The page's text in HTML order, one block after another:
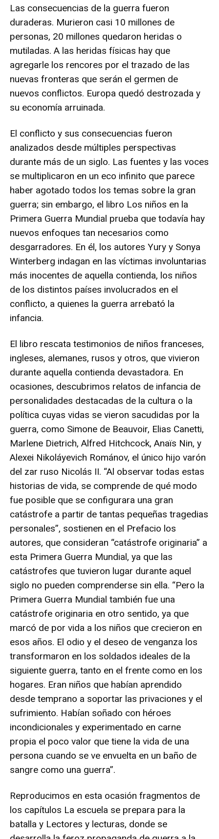
Las consecuencias de la guerra fueron
duraderas. Murieron casi 10 millones de
personas, 20 millones quedaron heridas o
mutiladas. A las heridas físicas hay que
agregarle los rencores por el trazado de las
nuevas fronteras que serán el germen de
nuevos conflictos. Europa quedó destrozada y
su economía arruinada.
El conflicto y sus consecuencias fueron
analizados desde múltiples perspectivas
durante más de un siglo. Las fuentes y las voces
se multiplicaron en un eco infinito que parece
haber agotado todos los temas sobre la gran
guerra; sin embargo, el libro Los niños en la
Primera Guerra Mundial prueba que todavía hay
nuevos enfoques tan necesarios como
desgarradores. En él, los autores Yury y Sonya
Winterberg indagan en las víctimas involuntarias
más inocentes de aquella contienda, los niños
de los distintos países involucrados en el
conflicto, a quienes la guerra arrebató la
infancia.
El libro rescata testimonios de niños franceses,
ingleses, alemanes, rusos y otros, que vivieron
durante aquella contienda devastadora. En
ocasiones, descubrimos relatos de infancia de
personalidades destacadas de la cultura o la
política cuyas vidas se vieron sacudidas por la
guerra, como Simone de Beauvoir, Elias Canetti,
Marlene Dietrich, Alfred Hitchcock, Anaïs Nin, y
Alexei Nikoláyevich Románov, el único hijo varón
del zar ruso Nicolás II. “Al observar todas estas
historias de vida, se comprende de qué modo
fue posible que se configurara una gran
catástrofe a partir de tantas pequeñas tragedias
personales”, sostienen en el Prefacio los
autores, que consideran “catástrofe originaria” a
esta Primera Guerra Mundial, ya que las
catástrofes que tuvieron lugar durante aquel
siglo no pueden comprenderse sin ella. “Pero la
Primera Guerra Mundial también fue una
catástrofe originaria en otro sentido, ya que
marcó de por vida a los niños que crecieron en
esos años. El odio y el deseo de venganza los
transformaron en los soldados ideales de la
siguiente guerra, tanto en el frente como en los
hogares. Eran niños que habían aprendido
desde temprano a soportar las privaciones y el
sufrimiento. Habían soñado con héroes
incondicionales y experimentado en carne
propia el poco valor que tiene la vida de una
persona cuando se ve envuelta en un baño de
sangre como una guerra”.
Reproducimos en esta ocasión fragmentos de
los capítulos La escuela se prepara para la
batalla y Lectores y lecturas, donde se